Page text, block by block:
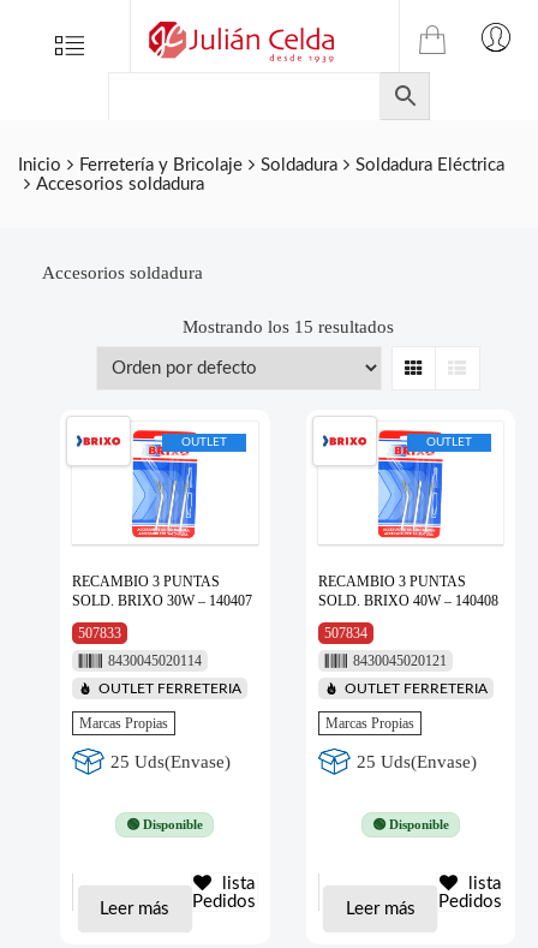
Menu
TIENDA
ONLINE
DE
JULIAN
CELDA
Inicio Ferretería y Bricolaje Soldadura
Soldadura Eléctrica
Accesorios soldadura
Accesorios soldadura
Mostrando los 15 resultados
Grid List
OUTLET
RECAMBIO 3 PUNTAS
SOLD. BRIXO 30W – 140407
507833
8430045020114
OUTLET FERRETERIA
Marcas Propias
25 Uds(Envase)
🟢 Disponible
Leer más
lista
Pedidos
OUTLET
RECAMBIO 3 PUNTAS
SOLD. BRIXO 40W – 140408
507834
8430045020121
OUTLET FERRETERIA
Marcas Propias
25 Uds(Envase)
🟢 Disponible
Leer más
lista
Pedidos
Folletos
Contacto